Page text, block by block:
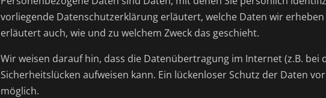
vorliegende Datenschutzerklärung erläutert, welche Daten wir
erläutert auch, wie und zu welchem Zweck das geschieht.
Wir weisen darauf hin, dass die Datenübertragung im Internet (z.B. bei
Sicherheitslücken aufweisen kann. Ein lückenloser Schutz der Daten
möglich.